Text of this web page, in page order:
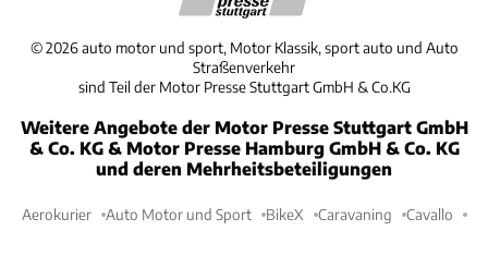
©2026 auto motor und sport, Motor Klassik, sport auto und Auto
Straßenverkehr
sind Teil der Motor Presse Stuttgart GmbH & Co.KG
Weitere Angebote der Motor Presse Stuttgart GmbH
& Co. KG & Motor Presse Hamburg GmbH & Co. KG
und deren Mehrheitsbeteiligungen
Aerokurier Auto Motor und Sport BikeX Caravaning Cavallo